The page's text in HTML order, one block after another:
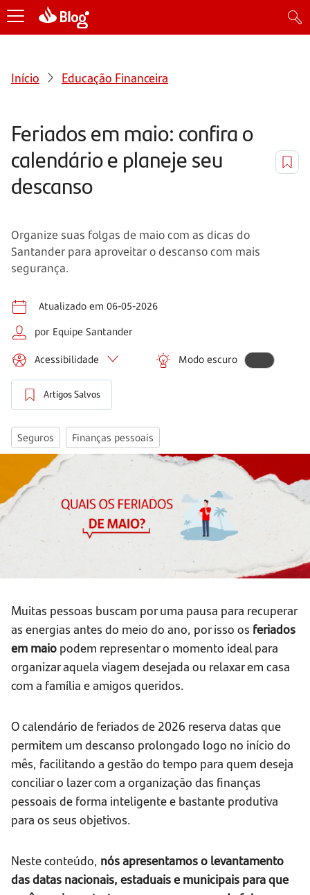
Início Educação Financeira
Feriados em maio: confira o
calendário e planeje seu
descanso
Organize suas folgas de maio com as dicas do
Santander para aproveitar o descanso com mais
segurança.
Atualizado em 06-05-2026
por Equipe Santander
Acessibilidade Modo escuro
Artigos Salvos
Seguros Finanças pessoais
Muitas pessoas buscam por uma pausa para recuperar
as energias antes do meio do ano, por isso os feriados
em maio podem representar o momento ideal para
organizar aquela viagem desejada ou relaxar em casa
com a família e amigos queridos.
O calendário de feriados de 2026 reserva datas que
permitem um descanso prolongado logo no início do
mês, facilitando a gestão do tempo para quem deseja
conciliar o lazer com a organização das finanças
pessoais de forma inteligente e bastante produtiva
para os seus objetivos.
Neste conteúdo, nós apresentamos o levantamento
das datas nacionais, estaduais e municipais para que